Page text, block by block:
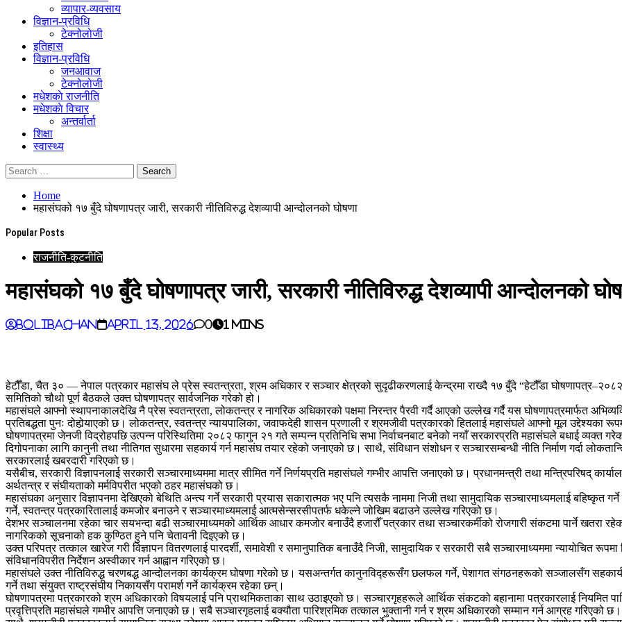
व्यापार-व्यवसाय
विज्ञान-प्रविधि
टेक्नोलोजी
इतिहास
विज्ञान-प्रविधि
जनआवाज
टेक्नोलोजी
मधेशकाे राजनीति
मधेशकाे विचार
अन्तर्वार्ता
शिक्षा
स्वास्थ्य
Home
महासंघको १७ बुँदे घोषणापत्र जारी, सरकारी नीतिविरुद्ध देशव्यापी आन्दोलनको घोषणा
Popular Posts
राजनीति-कुटनीति
महासंघको १७ बुँदे घोषणापत्र जारी, सरकारी नीतिविरुद्ध देशव्यापी आन्दोलनको
BoliBachan April 13, 2026 0 1 mins
हेटौँडा, चैत ३० — नेपाल पत्रकार महासंघ ले प्रेस स्वतन्त्रता, श्रम अधिकार र सञ्चार क्षेत्रको सुदृढीकरणलाई केन्द्रमा राख्दै १७ बुँदे “हेटौँडा
समितिको चौथो पूर्ण बैठकले उक्त घोषणापत्र सार्वजनिक गरेको हो।
महासंघले आफ्नो स्थापनाकालदेखि नै प्रेस स्वतन्त्रता, लोकतन्त्र र नागरिक अधिकारको पक्षमा निरन्तर पैरवी गर्दै आएको उल्लेख गर्दै यस घोषणापत्रमार्फत
प्रतिबद्धता पुनः दोहोर्‍याएको छ। लोकतन्त्र, स्वतन्त्र न्यायपालिका, जवाफदेही शासन प्रणाली र श्रमजीवी पत्रकारको हितलाई महासंघले आफ्नो मूल उद्देश्यका
घोषणापत्रमा जेनजी विद्रोहपछि उत्पन्न परिस्थितिमा २०८२ फागुन २१ गते सम्पन्न प्रतिनिधि सभा निर्वाचनबाट बनेको नयाँ सरकारप्रति महासंघले बधाई
दिगोपनाका लागि कानुनी तथा नीतिगत सुधारमा सहकार्य गर्न महासंघ तयार रहेको जनाएको छ। साथै, संविधान संशोधन र सञ्चारसम्बन्धी नीति निर्माण गर्दा
सरकारलाई खबरदारी गरिएको छ।
यसैबीच, सरकारी विज्ञापनलाई सरकारी सञ्चारमाध्यममा मात्र सीमित गर्ने निर्णयप्रति महासंघले गम्भीर आपत्ति जनाएको छ। प्रधानमन्त्री तथा मन्त्रिपरिषद्
अर्थतन्त्र र संघीयताको मर्मविपरीत भएको ठहर महासंघको छ।
महासंघका अनुसार विज्ञापनमा देखिएको बेथिति अन्त्य गर्ने सरकारी प्रयास सकारात्मक भए पनि त्यसकै नाममा निजी तथा सामुदायिक सञ्चारमाध्यमलाई बहिष्कृत
गर्ने, स्वतन्त्र पत्रकारितालाई कमजोर बनाउने र सञ्चारमाध्यमलाई आत्मसेन्सरसीपतर्फ धकेल्ने जोखिम बढाउने उल्लेख गरिएको छ।
देशभर सञ्चालनमा रहेका चार सयभन्दा बढी सञ्चारमाध्यमको आर्थिक आधार कमजोर बनाउँदै हजारौँ पत्रकार तथा सञ्चारकर्मीको रोजगारी संकटमा पार्ने खतरा
नागरिकको सूचनाको हक कुण्ठित हुने पनि चेतावनी दिइएको छ।
उक्त परिपत्र तत्काल खारेज गरी विज्ञापन वितरणलाई पारदर्शी, समावेशी र समानुपातिक बनाउँदै निजी, सामुदायिक र सरकारी सबै सञ्चारमाध्यममा न्यायोचित
संविधानविपरीत निर्देशन अस्वीकार गर्न आह्वान गरिएको छ।
महासंघले उक्त नीतिविरुद्ध चरणबद्ध आन्दोलनका कार्यक्रम घोषणा गरेको छ। यसअन्तर्गत कानुनविद्हरूसँग छलफल गर्ने, पेशागत संगठनहरूको सञ्जालसँग
गर्ने तथा संयुक्त राष्ट्रसंघीय निकायसँग परामर्श गर्ने कार्यक्रम रहेका छन्।
घोषणापत्रमा पत्रकारको श्रम अधिकारको विषयलाई पनि प्राथमिकताका साथ उठाइएको छ। सञ्चारगृहहरूले आर्थिक संकटको बहानामा पत्रकारलाई नियमित
प्रवृत्तिप्रति महासंघले गम्भीर आपत्ति जनाएको छ। सबै सञ्चारगृहलाई बक्यौता पारिश्रमिक तत्काल भुक्तानी गर्न र श्रम अधिकारको सम्मान गर्न आग्रह गरिएको छ।